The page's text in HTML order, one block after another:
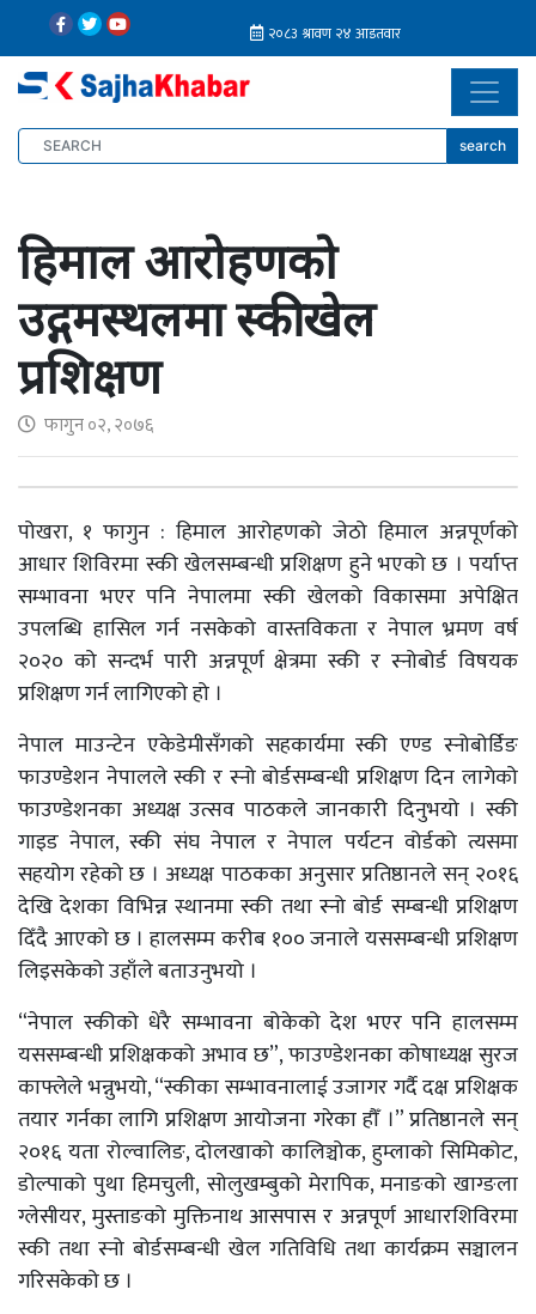
search
हिमाल आरोहणको
उद्गमस्थलमा स्की खेल
प्रशिक्षण
फागुन ०२, २०७६
पोखरा, १ फागुन : हिमाल आरोहणको जेठो हिमाल अन्नपूर्णको
आधार शिविरमा स्की खेलसम्बन्धी प्रशिक्षण हुने भएको छ । पर्याप्त
सम्भावना भएर पनि नेपालमा स्की खेलको विकासमा अपेक्षित
उपलब्धि हासिल गर्न नसकेको वास्तविकता र नेपाल भ्रमण वर्ष
२०२० को सन्दर्भ पारी अन्नपूर्ण क्षेत्रमा स्की र स्नोबोर्ड विषयक
प्रशिक्षण गर्न लागिएको हो ।
नेपाल माउन्टेन एकेडेमीसँगको सहकार्यमा स्की एण्ड स्नोबोर्डिङ
फाउण्डेशन नेपालले स्की र स्नो बोर्डसम्बन्धी प्रशिक्षण दिन लागेको
फाउण्डेशनका अध्यक्ष उत्सव पाठकले जानकारी दिनुभयो । स्की
गाइड नेपाल, स्की संघ नेपाल र नेपाल पर्यटन वोर्डको त्यसमा
सहयोग रहेको छ । अध्यक्ष पाठकका अनुसार प्रतिष्ठानले सन् २०१६
देखि देशका विभिन्न स्थानमा स्की तथा स्नो बोर्ड सम्बन्धी प्रशिक्षण
दिँदै आएको छ । हालसम्म करीब १०० जनाले यससम्बन्धी प्रशिक्षण
लिइसकेको उहाँले बताउनुभयो ।
“नेपाल स्कीको धेरै सम्भावना बोकेको देश भएर पनि हालसम्म
यससम्बन्धी प्रशिक्षकको अभाव छ”, फाउण्डेशनका कोषाध्यक्ष सुरज
काफ्लेले भन्नुभयो, “स्कीका सम्भावनालाई उजागर गर्दै दक्ष प्रशिक्षक
तयार गर्नका लागि प्रशिक्षण आयोजना गरेका हौँ ।” प्रतिष्ठानले सन्
२०१६ यता रोल्वालिङ, दोलखाको कालिञ्चोक, हुम्लाको सिमिकोट,
डोल्पाको पुथा हिमचुली, सोलुखम्बुको मेरापिक, मनाङको खाग्ङला
ग्लेसीयर, मुस्ताङको मुक्तिनाथ आसपास र अन्नपूर्ण आधारशिविरमा
स्की तथा स्नो बोर्डसम्बन्धी खेल गतिविधि तथा कार्यक्रम सञ्चालन
गरिसकेको छ ।